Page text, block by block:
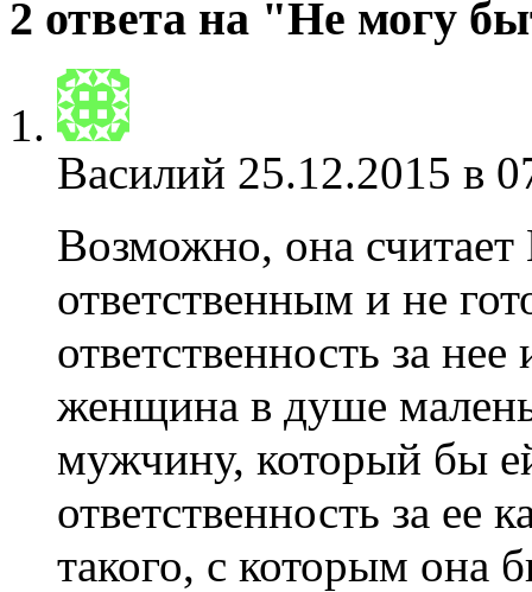
2 ответа на "Не могу
Василий 25.12.2015 в
Возможно, она считает
ответственным и не
ответственность за
женщина в душе
мужчину, который бы
ответственность за
такого, с которым она